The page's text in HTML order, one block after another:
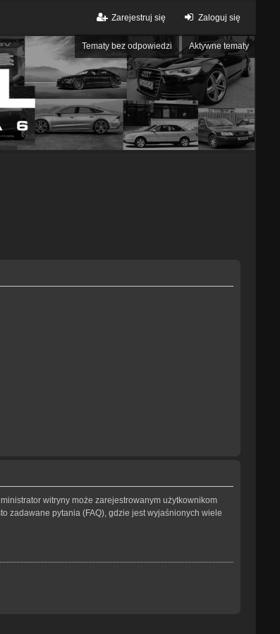
Zaloguj się
Zarejestruj się
Tematy bez odpowiedzi Aktywne tematy
witryny może zarejestrowanym użytkownikom
zadawane pytania (FAQ), gdzie jest wyjaśnionych wiele